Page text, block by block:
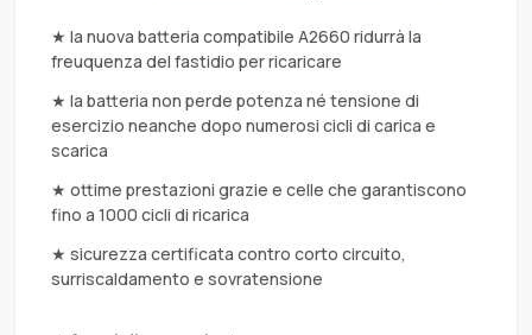
★ la nuova batteria compatibile A2660 ridurrà la
freuquenza del fastidio per ricaricare
★ la batteria non perde potenza né tensione di
esercizio neanche dopo numerosi cicli di carica e
scarica
★ ottime prestazioni grazie e celle che garantiscono
fino a 1000 cicli di ricarica
★ sicurezza certificata contro corto circuito,
surriscaldamento e sovratensione